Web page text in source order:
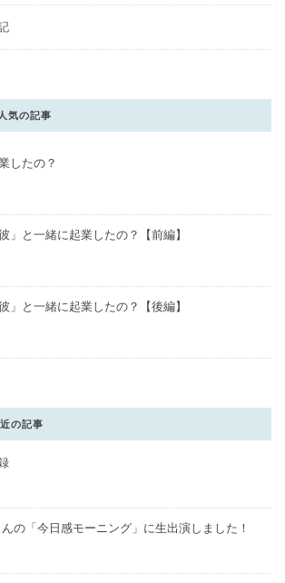
人気の記事
したの？
」と一緒に起業したの？【前編】
」と一緒に起業したの？【後編】
の記事
んの「今日感モーニング」に生出演しました！